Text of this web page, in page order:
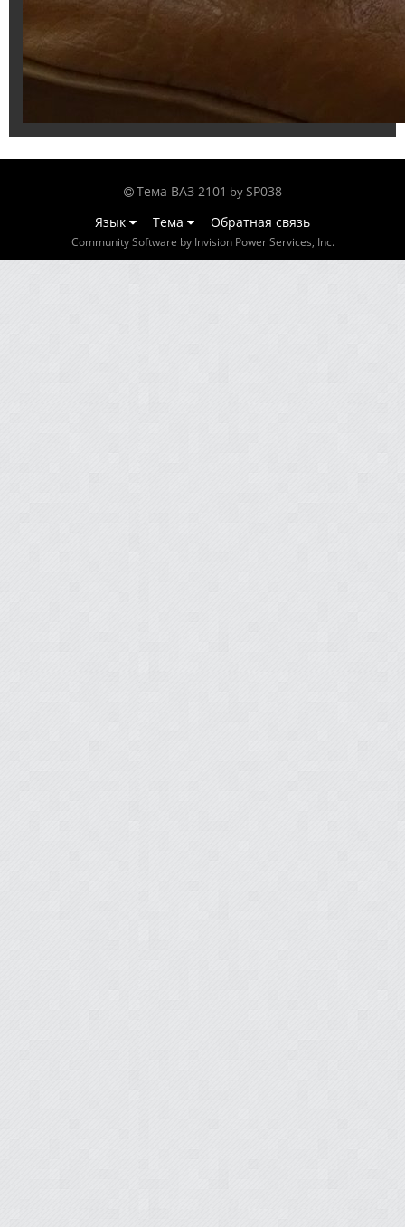
Тема ВАЗ 2101 by SP038
Язык
Тема Обратная связь
Community Software by Invision Power Services, Inc.